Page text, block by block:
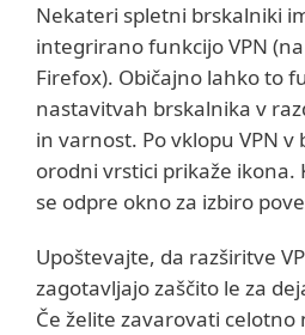
Nekateri spletni brskalniki
integrirano funkcijo VPN
Firefox). Običajno lahko to
nastavitvah brskalnika v
in varnost. Po vklopu VPN v
orodni vrstici prikaže ikona.
se odpre okno za izbiro
Upoštevajte, da razširitve
zagotavljajo zaščito le za
Če želite zavarovati celotno